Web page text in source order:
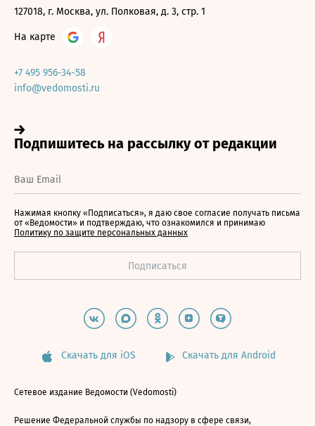
127018, г. Москва, ул. Полковая, д. 3, стр. 1
На карте
+7 495 956-34-58
info@vedomosti.ru
Нажимая кнопку «Подписаться», я даю свое согласие получать письма
от «Ведомости» и подтверждаю, что ознакомился и принимаю
Политику по защите персональных данных
Скачать для iOS Скачать для Android
Сетевое издание Ведомости (Vedomosti)
Решение Федеральной службы по надзору в сфере связи,